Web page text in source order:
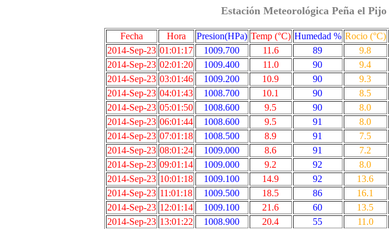
Estación Meteorológica Peña el Pijo
Fecha Hora Presion(HPa) Temp (°C) Humedad % Rocio (°C)
2014-Sep-23 01:01:17 1009.700 11.6 89 9.8
2014-Sep-23 02:01:20 1009.400 11.0 90 9.4
2014-Sep-23 03:01:46 1009.200 10.9 90 9.3
2014-Sep-23 04:01:43 1008.700 10.1 90 8.5
2014-Sep-23 05:01:50 1008.600 9.5 90 8.0
2014-Sep-23 06:01:44 1008.600 9.5 91 8.0
2014-Sep-23 07:01:18 1008.500 8.9 91 7.5
2014-Sep-23 08:01:24 1009.000 8.6 91 7.2
2014-Sep-23 09:01:14 1009.000 9.2 92 8.0
2014-Sep-23 10:01:18 1009.100 14.9 92 13.6
2014-Sep-23 11:01:18 1009.500 18.5 86 16.1
2014-Sep-23 12:01:14 1009.100 21.6 60 13.5
2014-Sep-23 13:01:22 1008.900 20.4 55 11.0